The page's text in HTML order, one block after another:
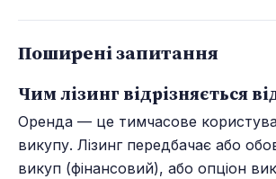
Поширені запитання
Чим лізинг відрізняється
Оренда — це тимчасове
викупу. Лізинг передбачає або
викуп (фінансовий), або опціон